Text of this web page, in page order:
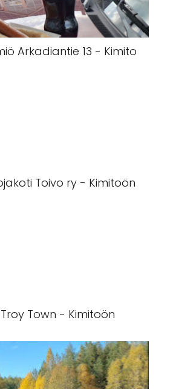
Arkadiantie 13 - Kimito
Toivo ry - Kimitoön
Town - Kimitoön